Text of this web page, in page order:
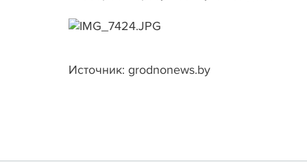
Источник: grodnonews.by